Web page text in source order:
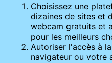
Choisissez une
dizaines de sites et
webcam gratuits et
pour les meilleurs
Autoriser l'accès à
navigateur ou votre